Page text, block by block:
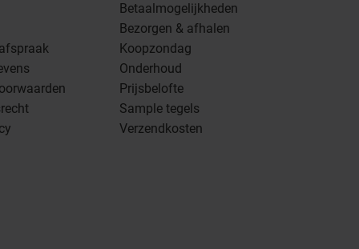
Betaalmogelijkheden
Bezorgen & afhalen
Koopzondag
Onderhoud
Prijsbelofte
Sample tegels
Verzendkosten